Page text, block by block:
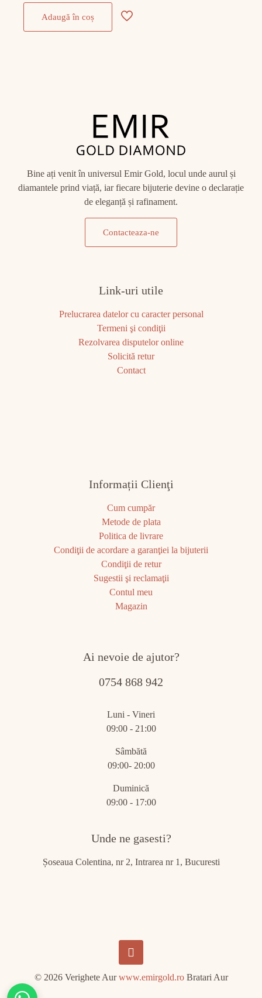
Adaugă în coș
Bine ați venit în universul Emir Gold, locul unde aurul și
diamantele prind viață, iar fiecare bijuterie devine o declarație
de eleganță și rafinament.
Contacteaza-ne
Link-uri utile
Prelucrarea datelor cu caracter personal
Termeni şi condiţii
Rezolvarea disputelor online
Solicită retur
Contact
Informații Clienţi
Cum cumpăr
Metode de plata
Politica de livrare
Condiţii de acordare a garanţiei la bijuterii
Condiţii de retur
Sugestii şi reclamaţii
Contul meu
Magazin
Ai nevoie de ajutor?
0754 868 942
Luni - Vineri
09:00 - 21:00
Sâmbătă
09:00- 20:00
Duminică
09:00 - 17:00
Unde ne gasesti?
Șoseaua Colentina, nr 2, Intrarea nr 1, Bucuresti
© 2026 Verighete Aurwww.emirgold.roBratari Aur